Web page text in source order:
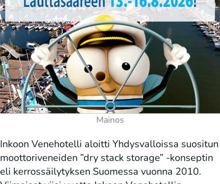
Inkoon Venehotelli aloitti Yhdysvalloissa suositun
moottoriveneiden ”dry stack storage” -konseptin
eli kerrossäilytyksen Suomessa vuonna 2010.